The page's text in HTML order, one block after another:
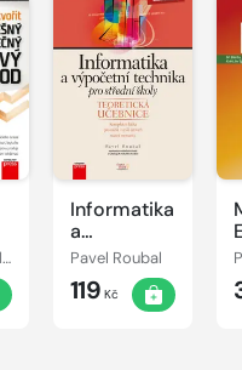
Miroslav Sedlák, Petra Mikulášková
Informatika
a
výpočetní
technika
pro střední
Pavel Roubal
119 Kč